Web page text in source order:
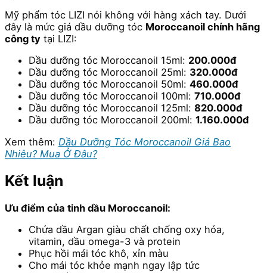
Mỹ phẩm tóc LIZI nói không với hàng xách tay. Dưới
đây là mức giá dầu dưỡng tóc Moroccanoil chính hãng
công ty tại LIZI:
Dầu dưỡng tóc Moroccanoil 15ml: 200.000đ
Dầu dưỡng tóc Moroccanoil 25ml: 320.000đ
Dầu dưỡng tóc Moroccanoil 50ml: 460.000đ
Dầu dưỡng tóc Moroccanoil 100ml: 710.000đ
Dầu dưỡng tóc Moroccanoil 125ml: 820.000đ
Dầu dưỡng tóc Moroccanoil 200ml: 1.160.000đ
Xem thêm: Dầu Dưỡng Tóc Moroccanoil Giá Bao
Nhiêu? Mua Ở Đâu?
Kết luận
Ưu điểm của tinh dầu Moroccanoil:
Chứa dầu Argan giàu chất chống oxy hóa,
vitamin, dầu omega-3 và protein
Phục hồi mái tóc khô, xỉn màu
Cho mái tóc khỏe mạnh ngay lập tức